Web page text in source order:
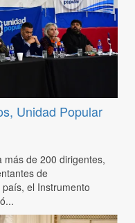
Unidad Popular
de 200 dirigentes,
de
el Instrumento